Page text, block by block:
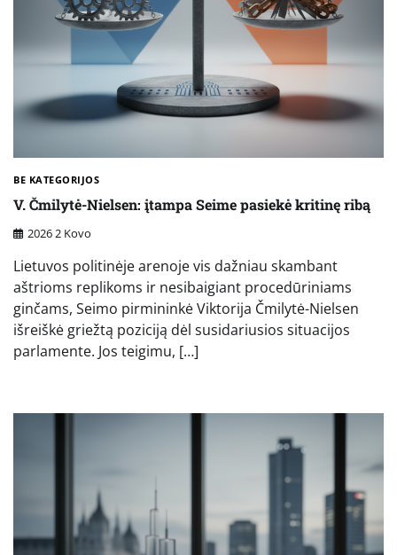
BE KATEGORIJOS
V. Čmilytė-Nielsen: įtampa Seime pasiekė kritinę ribą
2026 2 Kovo
Lietuvos politinėje arenoje vis dažniau skambant
aštrioms replikoms ir nesibaigiant procedūriniams
ginčams, Seimo pirmininkė Viktorija Čmilytė-Nielsen
išreiškė griežtą poziciją dėl susidariusios situacijos
parlamente. Jos teigimu, […]